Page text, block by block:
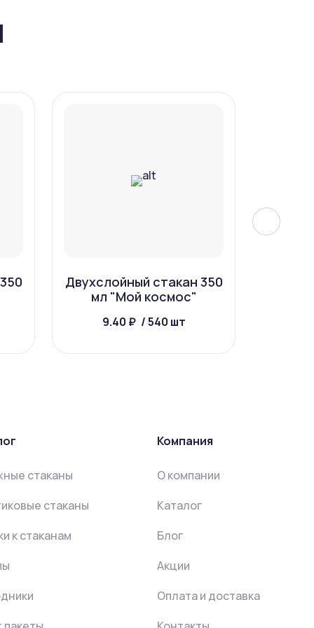
Двухслойный стакан 350
мл "Мой космос"
9.40 ₽ / 540 шт
стаканы
стаканы
к стаканам
Компания
О компании
Каталог
Блог
Акции
Оплата и доставка